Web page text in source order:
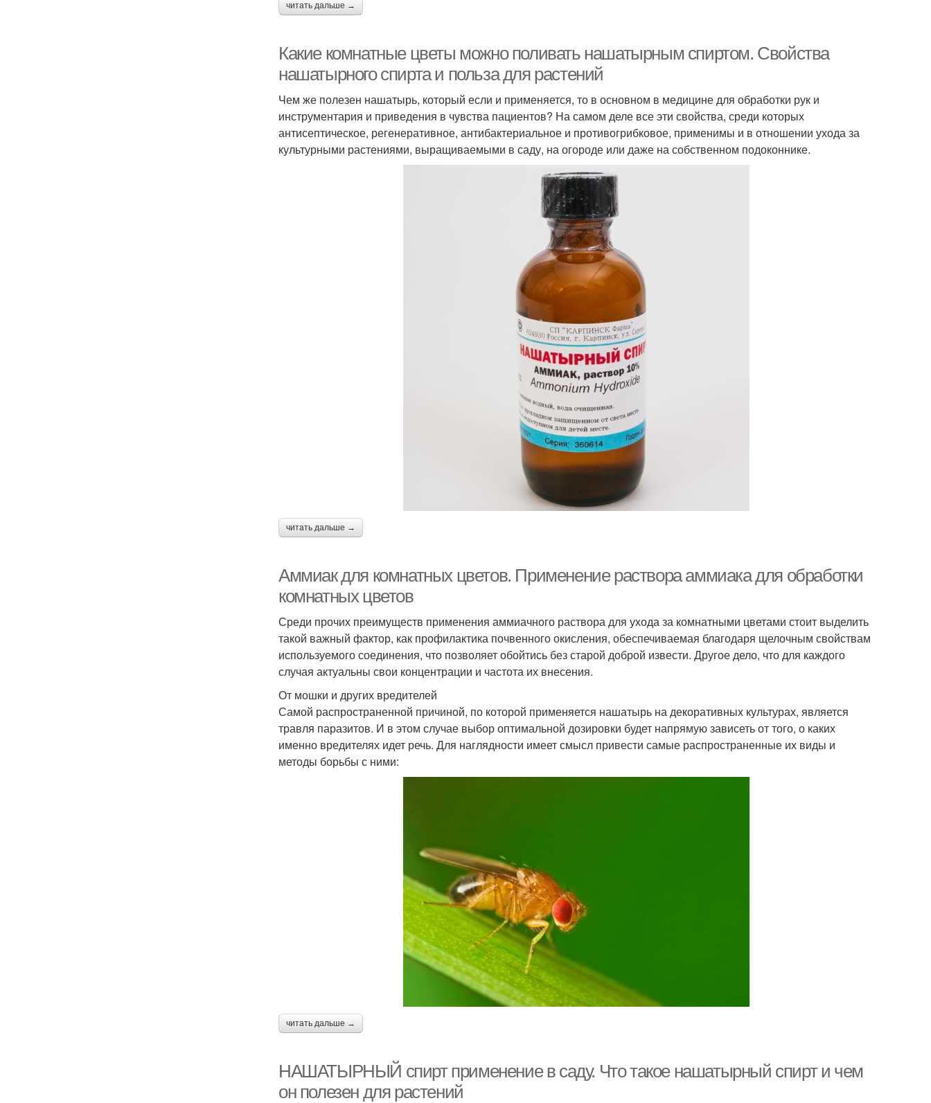
читать дальше →
Какие комнатные цветы можно поливать нашатырным спиртом. Свойства
нашатырного спирта и польза для растений
Чем же полезен нашатырь, который если и применяется, то в основном в медицине для обработки рук и
инструментария и приведения в чувства пациентов? На самом деле все эти свойства, среди которых
антисептическое, регенеративное, антибактериальное и противогрибковое, применимы и в отношении ухода за
культурными растениями, выращиваемыми в саду, на огороде или даже на собственном подоконнике.
читать дальше →
Аммиак для комнатных цветов. Применение раствора аммиака для обработки
комнатных цветов
Среди прочих преимуществ применения аммиачного раствора для ухода за комнатными цветами стоит выделить
такой важный фактор, как профилактика почвенного окисления, обеспечиваемая благодаря щелочным свойствам
используемого соединения, что позволяет обойтись без старой доброй извести. Другое дело, что для каждого
случая актуальны свои концентрации и частота их внесения.
От мошки и других вредителей
Самой распространенной причиной, по которой применяется нашатырь на декоративных культурах, является
травля паразитов. И в этом случае выбор оптимальной дозировки будет напрямую зависеть от того, о каких
именно вредителях идет речь. Для наглядности имеет смысл привести самые распространенные их виды и
методы борьбы с ними:
читать дальше →
НАШАТЫРНЫЙ спирт применение в саду. Что такое нашатырный спирт и чем
он полезен для растений